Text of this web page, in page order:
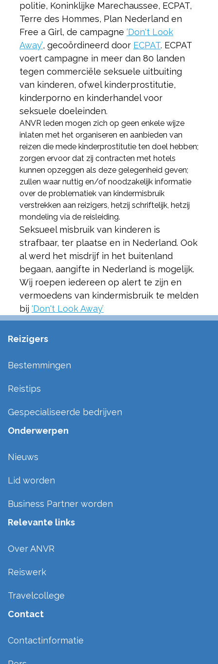
politie, Koninklijke Marechaussee, ECPAT,
Terre des Hommes, Plan Nederland en
Free a Girl, de campagne ‘Don't Look
Away’, gecoördineerd door ECPAT. ECPAT
voert campagne in meer dan 80 landen
tegen commerciële seksuele uitbuiting
van kinderen, ofwel kinderprostitutie,
kinderporno en kinderhandel voor
seksuele doeleinden.
ANVR leden mogen zich op geen enkele wijze
inlaten met het organiseren en aanbieden van
reizen die mede kinderprostitutie ten doel hebben;
zorgen ervoor dat zij contracten met hotels
kunnen opzeggen als deze gelegenheid geven;
zullen waar nuttig en/of noodzakelijk informatie
over de problematiek van kindermisbruik
verstrekken aan reizigers, hetzij schriftelijk, hetzij
mondeling via de reisleiding.
Seksueel misbruik van kinderen is
strafbaar, ter plaatse en in Nederland. Ook
al werd het misdrijf in het buitenland
begaan, aangifte in Nederland is mogelijk.
Wij roepen iedereen op alert te zijn en
vermoedens van kindermisbruik te melden
bij ‘Don't Look Away’
Reizigers
Bestemmingen
Reistips
Gespecialiseerde bedrijven
Onderwerpen
Nieuws
Lid worden
Business Partner worden
Relevante links
Over ANVR
Reiswerk
Travelcollege
Contact
Contactinformatie